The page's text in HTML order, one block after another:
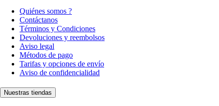
Quiénes somos ?
Contáctanos
Términos y Condiciones
Devoluciones y reembolsos
Aviso legal
Métodos de pago
Tarifas y opciones de envío
Aviso de confidencialidad
Nuestras tiendas